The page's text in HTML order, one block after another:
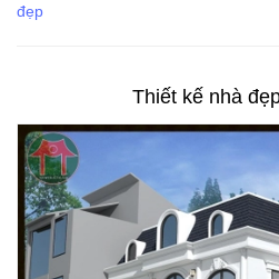
đẹp
Thiết kế nhà